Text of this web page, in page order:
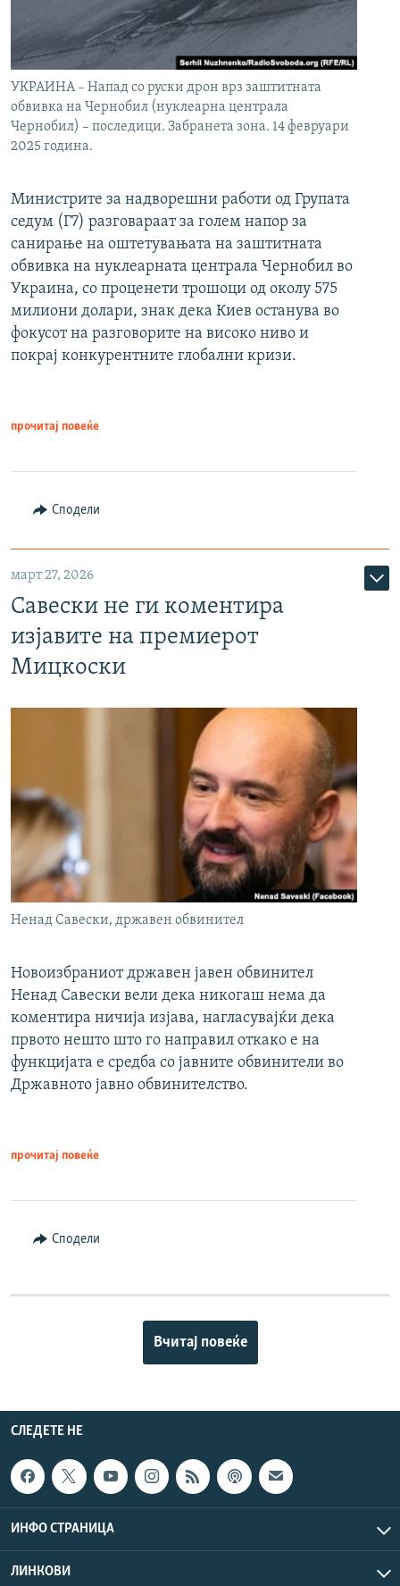
УКРАИНА – Напад со руски дрон врз заштитната
обвивка на Чернобил (нуклеарна централа
Чернобил) – последици. Забранета зона. 14 февруари
2025 година.
Министрите за надворешни работи од Групата
седум (Г7) разговараат за голем напор за
санирање на оштетувањата на заштитната
обвивка на нуклеарната централа Чернобил во
Украина, со проценети трошоци од околу 575
милиони долари, знак дека Киев останува во
фокусот на разговорите на високо ниво и
покрај конкурентните глобални кризи.
прочитај повеќе
Сподели
март 27, 2026
Савески не ги коментира
изјавите на премиерот
Мицкоски
Ненад Савески, државен обвинител
Новоизбраниот државен јавен обвинител
Ненад Савески вели дека никогаш нема да
коментира ничија изјава, нагласувајќи дека
првото нешто што го направил откако е на
функцијата е средба со јавните обвинители во
Државното јавно обвинителство.
прочитај повеќе
Сподели
Вчитај повеќе
СЛЕДЕТЕ НЕ
ИНФО СТРАНИЦА
ЛИНКОВИ